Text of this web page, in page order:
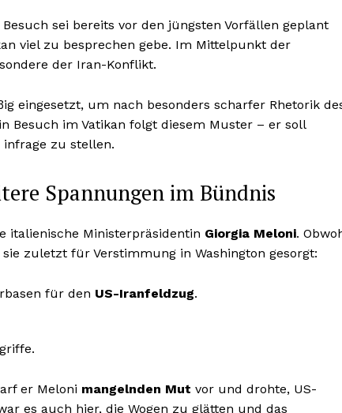
Besuch sei bereits vor den jüngsten Vorfällen geplant
viel zu besprechen gebe. Im Mittelpunkt der
der Iran-Konflikt.
eingesetzt, um nach besonders scharfer Rhetorik
Besuch im Vatikan folgt diesem Muster – er soll
zu stellen.
Spannungen im Bündnis
italienische Ministerpräsidentin Giorgia Meloni.
zuletzt für Verstimmung in Washington gesorgt:
für den US-Iranfeldzug.
er Meloni mangelnden Mut vor und drohte, US-
es auch hier, die Wogen zu glätten und das